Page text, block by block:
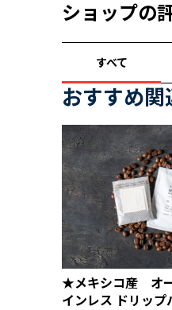
ショップの
すべて
おすすめ関
★メキシコ産 オ
インレス ドリップ